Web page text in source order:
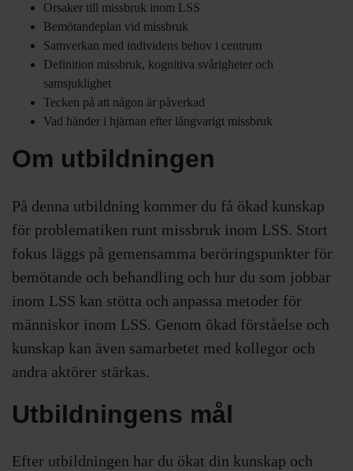
Orsaker till missbruk inom LSS
Bemötandeplan vid missbruk
Samverkan med individens behov i centrum
Definition missbruk, kognitiva svårigheter och
samsjuklighet
Tecken på att någon är påverkad
Vad händer i hjärnan efter långvarigt missbruk
Om utbildningen
På denna utbildning kommer du få ökad kunskap
för problematiken runt missbruk inom LSS. Stort
fokus läggs på gemensamma beröringspunkter för
bemötande och behandling och hur du som jobbar
inom LSS kan stötta och anpassa metoder för
människor inom LSS. Genom ökad förståelse och
kunskap kan även samarbetet med kollegor och
andra aktörer stärkas.
Utbildningens mål
Efter utbildningen har du ökat din kunskap och